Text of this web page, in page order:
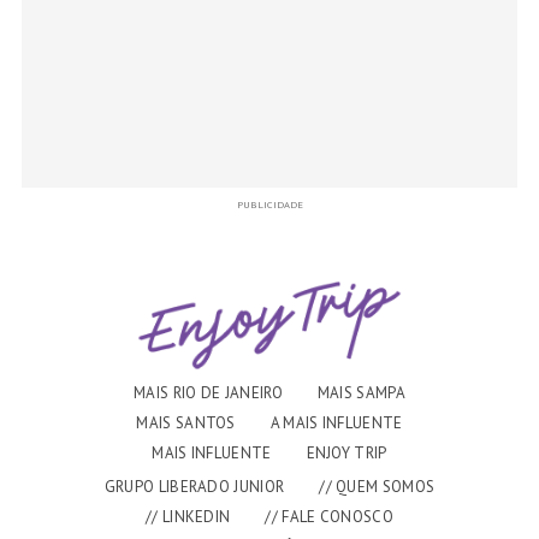
PUBLICIDADE
MAIS RIO DE JANEIRO
MAIS SAMPA
MAIS SANTOS
A MAIS INFLUENTE
MAIS INFLUENTE
ENJOY TRIP
GRUPO LIBERADO JUNIOR
// QUEM SOMOS
// LINKEDIN
// FALE CONOSCO